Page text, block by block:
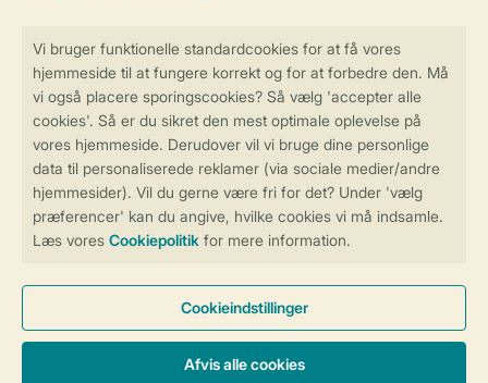
Få en personligt tilpasset oplevelse
på Landal.dk
Sikker og hurtig online booking
Sikker datahåndtering